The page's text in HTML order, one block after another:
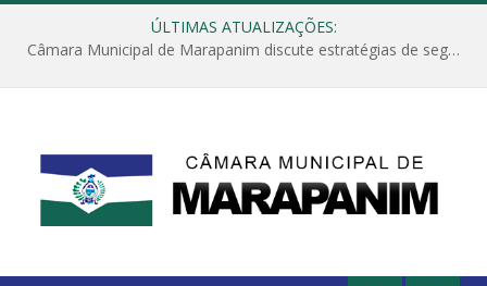
ÚLTIMAS ATUALIZAÇÕES:
Câmara Municipal de Marapanim discute estratégias de segurança com autoridades e poder executivo